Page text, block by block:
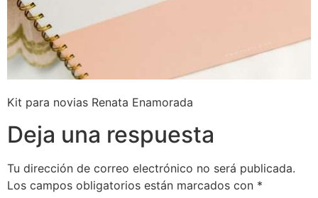
Kit para novias Renata Enamorada
Deja una respuesta
Tu dirección de correo electrónico no será publicada.
Los campos obligatorios están marcados con *